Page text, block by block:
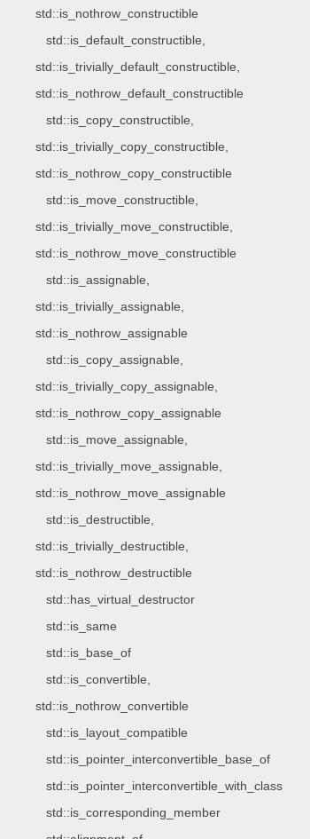
std::is_nothrow_constructible
std::is_default_constructible,
std::is_trivially_default_constructible,
std::is_nothrow_default_constructible
std::is_copy_constructible,
std::is_trivially_copy_constructible,
std::is_nothrow_copy_constructible
std::is_move_constructible,
std::is_trivially_move_constructible,
std::is_nothrow_move_constructible
std::is_assignable,
std::is_trivially_assignable,
std::is_nothrow_assignable
std::is_copy_assignable,
std::is_trivially_copy_assignable,
std::is_nothrow_copy_assignable
std::is_move_assignable,
std::is_trivially_move_assignable,
std::is_nothrow_move_assignable
std::is_destructible,
std::is_trivially_destructible,
std::is_nothrow_destructible
std::has_virtual_destructor
std::is_same
std::is_base_of
std::is_convertible,
std::is_nothrow_convertible
std::is_layout_compatible
std::is_pointer_interconvertible_base_of
std::is_pointer_interconvertible_with_class
std::is_corresponding_member